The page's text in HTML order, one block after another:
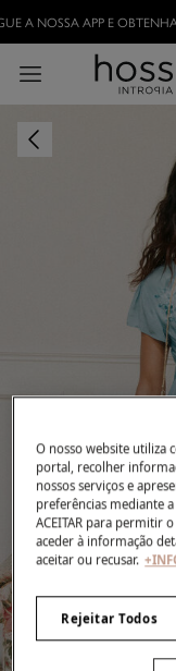
TORNE-SE
O nosso website utiliza
portal, recolher
nossos serviços e
preferências mediante
ACEITAR para permitir
aceder à informação
aceitar ou recusar.
Rejeitar Todos